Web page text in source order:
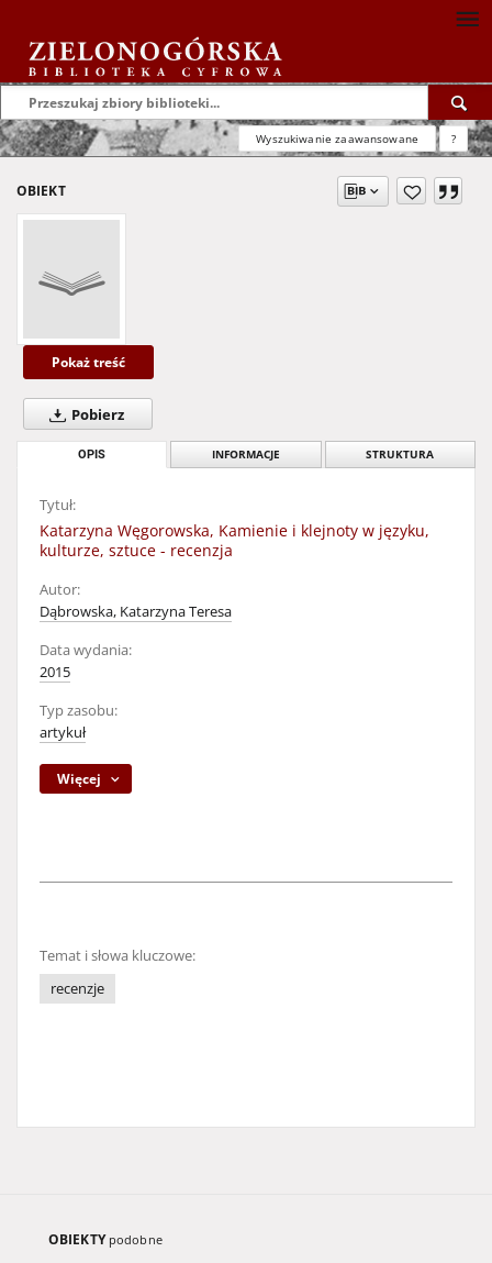
Wyszukiwanie zaawansowane ?
OBIEKT
Pokaż treść
Pobierz
OPIS INFORMACJE STRUKTURA
Tytuł:
Katarzyna Węgorowska, Kamienie i klejnoty w języku,
kulturze, sztuce - recenzja
Autor:
Dąbrowska, Katarzyna Teresa
Data wydania:
2015
Typ zasobu:
artykuł
Więcej
Temat i słowa kluczowe:
recenzje
OBIEKTY podobne